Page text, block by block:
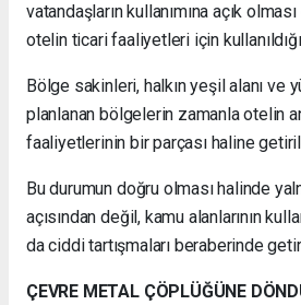
vatandaşların kullanımına açık
otelin ticari faaliyetleri için
Bölge sakinleri, halkın yeşil alanı ve
planlanan bölgelerin zamanla otelin
faaliyetlerinin bir parçası haline
Bu durumun doğru olması halinde
açısından değil, kamu alanlarının
da ciddi tartışmaları beraberinde
ÇEVRE METAL ÇÖPLÜĞÜNE